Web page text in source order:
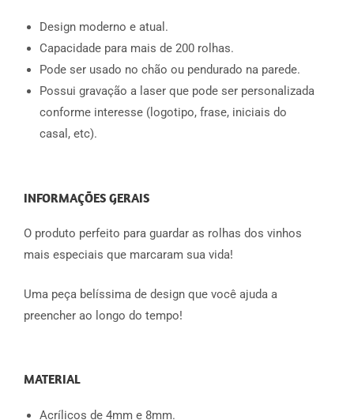
Design moderno e atual.
Capacidade para mais de 200 rolhas.
Pode ser usado no chão ou pendurado na parede.
Possui gravação a laser que pode ser personalizada
conforme interesse (logotipo, frase, iniciais do
casal, etc).
INFORMAÇÕES GERAIS
O produto perfeito para guardar as rolhas dos vinhos
mais especiais que marcaram sua vida!
Uma peça belíssima de design que você ajuda a
preencher ao longo do tempo!
MATERIAL
Acrílicos de 4mm e 8mm.